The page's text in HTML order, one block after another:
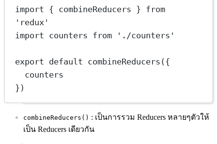
import { combineReducers } from
'redux'
import counters from './counters'
export default combineReducers ({
counters
})
combineReducers() : เป็นการรวม Reducers หลายๆตัวให้
เป็น Reducers เดียวกัน